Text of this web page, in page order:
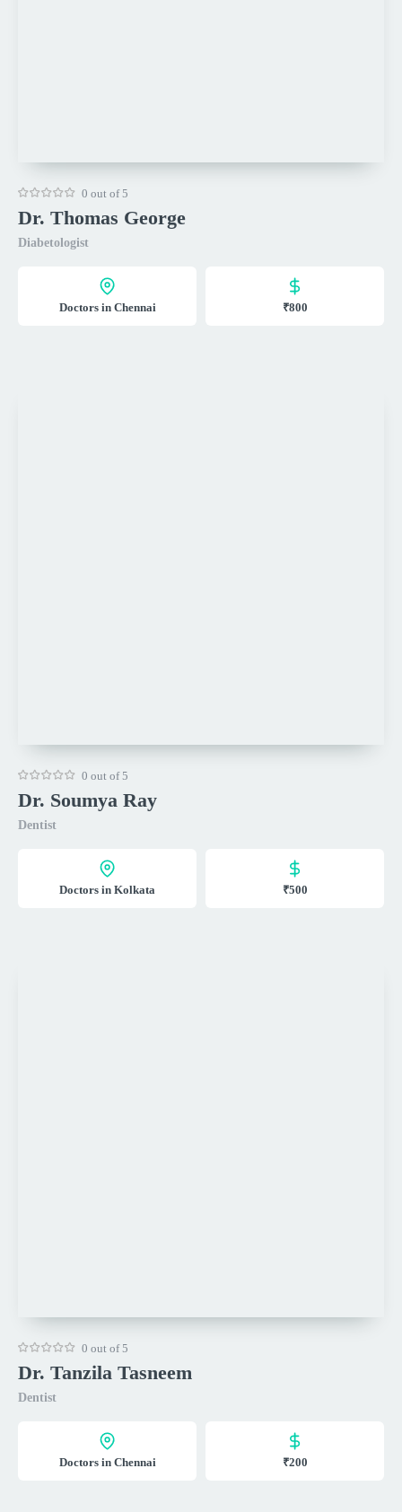
0 out of 5
Dr. Thomas George
Diabetologist
Doctors in Chennai ₹800
0 out of 5
Dr. Soumya Ray
Dentist
Doctors in Kolkata ₹500
0 out of 5
Dr. Tanzila Tasneem
Dentist
Doctors in Chennai ₹200